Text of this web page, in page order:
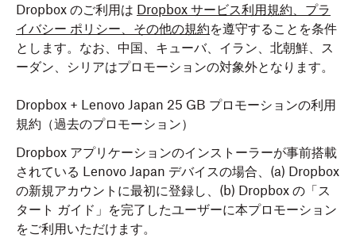
Dropbox のご利用は Dropbox サービス利用規約、プラ
イバシー ポリシー、その他の規約を遵守することを条件
とします。なお、中国、キューバ、イラン、北朝鮮、ス
ーダン、シリアはプロモーションの対象外となります。
Dropbox + Lenovo Japan 25 GB プロモーションの利用
規約（過去のプロモーション）
Dropbox アプリケーションのインストーラーが事前搭載
されている Lenovo Japan デバイスの場合、(a) Dropbox
の新規アカウントに最初に登録し、(b) Dropbox の「ス
タート ガイド」を完了したユーザーに本プロモーション
をご利用いただけます。